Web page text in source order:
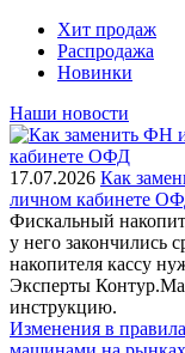
Хит продаж
Распродажа
Новинки
Наши новости
17.07.2026 Как
личном кабинете
Фискальный
у него закончились
накопителя кассу
Эксперты
инструкцию.
Изменения в